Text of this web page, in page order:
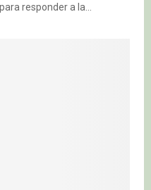
responder a la...